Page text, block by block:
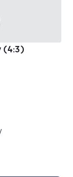
(4:3)